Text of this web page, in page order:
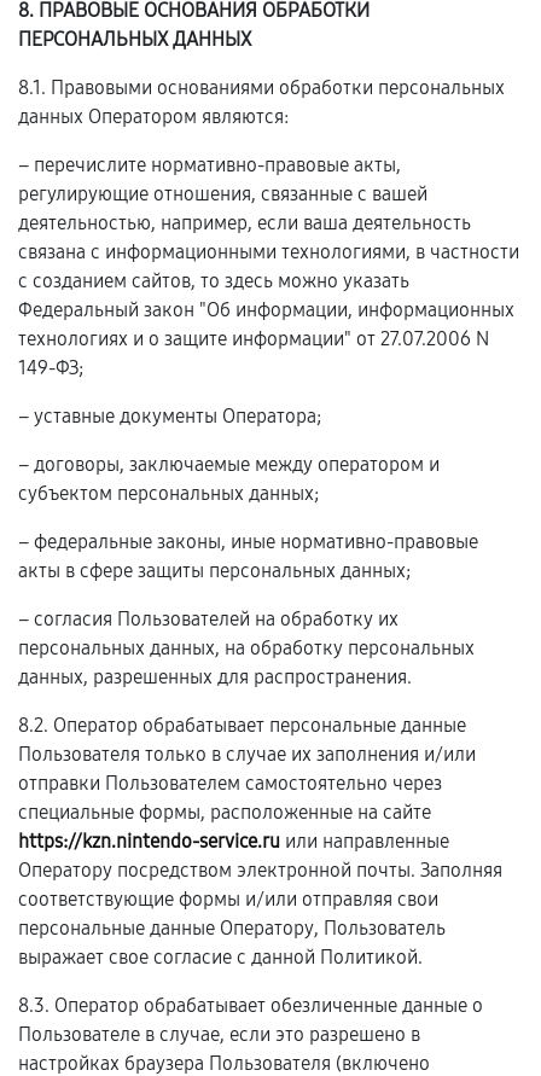
8. ПРАВОВЫЕ ОСНОВАНИЯ ОБРАБОТКИ
ПЕРСОНАЛЬНЫХ ДАННЫХ
8.1. Правовыми основаниями обработки персональных
данных Оператором являются:
– перечислите нормативно-правовые акты,
регулирующие отношения, связанные с вашей
деятельностью, например, если ваша деятельность
связана с информационными технологиями, в частности
с созданием сайтов, то здесь можно указать
Федеральный закон "Об информации, информационных
технологиях и о защите информации" от 27.07.2006 N
149-ФЗ;
– уставные документы Оператора;
– договоры, заключаемые между оператором и
субъектом персональных данных;
– федеральные законы, иные нормативно-правовые
акты в сфере защиты персональных данных;
– согласия Пользователей на обработку их
персональных данных, на обработку персональных
данных, разрешенных для распространения.
8.2. Оператор обрабатывает персональные данные
Пользователя только в случае их заполнения и/или
отправки Пользователем самостоятельно через
специальные формы, расположенные на сайте
https://kzn.nintendo-service.ru или направленные
Оператору посредством электронной почты. Заполняя
соответствующие формы и/или отправляя свои
персональные данные Оператору, Пользователь
выражает свое согласие с данной Политикой.
8.3. Оператор обрабатывает обезличенные данные о
Пользователе в случае, если это разрешено в
настройках браузера Пользователя (включено